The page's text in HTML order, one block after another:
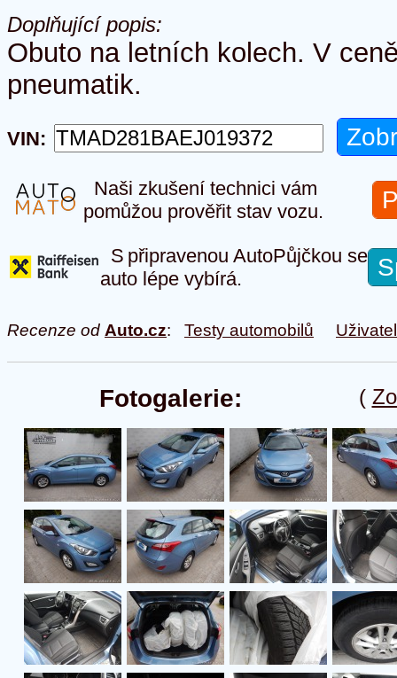
Doplňující popis:
Obuto na letních kolech. V
pneumatik.
VIN:
Naši zkušení technici vám
pomůžou prověřit stav vozu.
S připravenou AutoPůjčkou se
auto lépe vybírá.
Recenze od Auto.cz: Testy automobilů
(
Fotogalerie: